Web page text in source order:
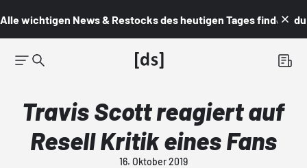
Alle wichtigen News & Restocks des heutigen Tages findest du
Travis Scott reagiert auf
Resell Kritik eines Fans
16. Oktober 2019